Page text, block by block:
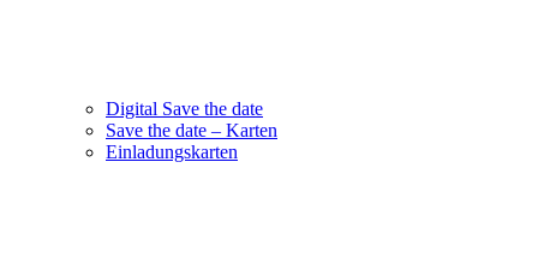
Digital Save the date
Save the date – Karten
Einladungskarten